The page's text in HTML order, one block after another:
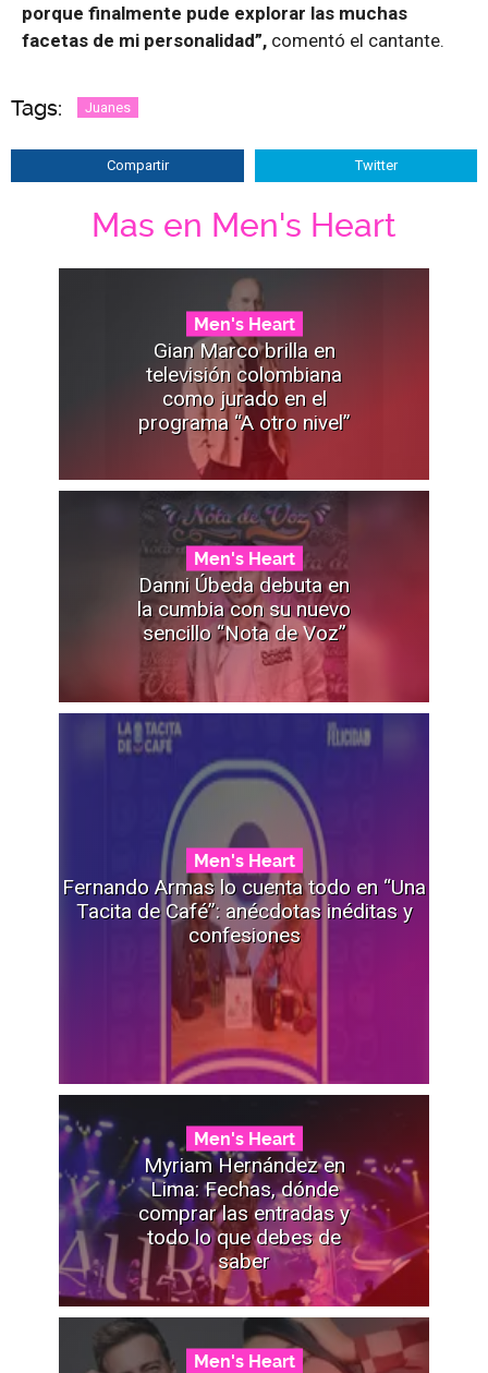
porque finalmente pude explorar las muchas
facetas de mi personalidad”, comentó el cantante.
Tags: Juanes
Compartir Twitter
Mas en Men's Heart
Men's Heart
Gian Marco brilla en
televisión colombiana
como jurado en el
programa “A otro nivel”
Men's Heart
Danni Úbeda debuta en
la cumbia con su nuevo
sencillo “Nota de Voz”
Men's Heart
Fernando Armas lo cuenta todo en “Una
Tacita de Café”: anécdotas inéditas y
confesiones
Men's Heart
Myriam Hernández en
Lima: Fechas, dónde
comprar las entradas y
todo lo que debes de
saber
Men's Heart